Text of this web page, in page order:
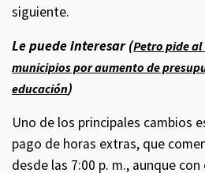
siguiente.
Le puede interesar (Petro pide
municipios por aumento de
educación)
Uno de los principales cambios
pago de horas extras, que
desde las 7:00 p. m., aunque con